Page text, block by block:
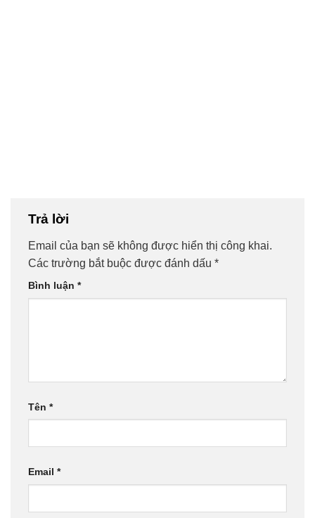
Trả lời
Email của bạn sẽ không được hiển thị công khai.
Các trường bắt buộc được đánh dấu *
Bình luận *
Tên *
Email *